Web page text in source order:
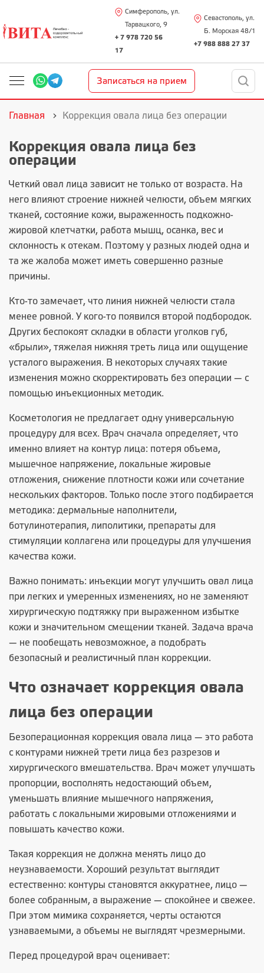
Симферополь, ул.
Тарвацкого, 9
+ 7 978 720 56
17
Севастополь, ул.
Б. Морская 48/1
+7 988 888 27 37
Записаться на прием
Главная Коррекция овала лица без операции
Коррекция овала лица без
операции
Четкий овал лица зависит не только от возраста. На
него влияют строение нижней челюсти, объем мягких
тканей, состояние кожи, выраженность подкожно-
жировой клетчатки, работа мышц, осанка, вес и
склонность к отекам. Поэтому у разных людей одна и
та же жалоба может иметь совершенно разные
причины.
Кто-то замечает, что линия нижней челюсти стала
менее ровной. У кого-то появился второй подбородок.
Других беспокоят складки в области уголков губ,
«брыли», тяжелая нижняя треть лица или ощущение
усталого выражения. В некоторых случаях такие
изменения можно скорректировать без операции — с
помощью инъекционных методик.
Косметология не предлагает одну универсальную
процедуру для всех. Врач сначала определяет, что
именно влияет на контур лица: потеря объема,
мышечное напряжение, локальные жировые
отложения, снижение плотности кожи или сочетание
нескольких факторов. Только после этого подбирается
методика: дермальные наполнители,
ботулинотерапия, липолитики, препараты для
стимуляции коллагена или процедуры для улучшения
качества кожи.
Важно понимать: инъекции могут улучшить овал лица
при легких и умеренных изменениях, но не заменяют
хирургическую подтяжку при выраженном избытке
кожи и значительном смещении тканей. Задача врача
— не пообещать невозможное, а подобрать
безопасный и реалистичный план коррекции.
Что означает коррекция овала
лица без операции
Безоперационная коррекция овала лица — это работа
с контурами нижней трети лица без разрезов и
хирургического вмешательства. Врач может улучшать
пропорции, восполнять недостающий объем,
уменьшать влияние мышечного напряжения,
работать с локальными жировыми отложениями и
повышать качество кожи.
Такая коррекция не должна менять лицо до
неузнаваемости. Хороший результат выглядит
естественно: контуры становятся аккуратнее, лицо —
более собранным, а выражение — спокойнее и свежее.
При этом мимика сохраняется, черты остаются
узнаваемыми, а объемы не выглядят чрезмерными.
Перед процедурой врач оценивает: